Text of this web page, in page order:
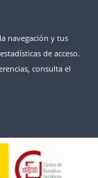
navegación y tus
de acceso.
consulta el